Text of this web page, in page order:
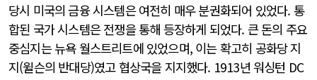
당시 미국의 금융 시스템은 여전히 매우 분권화되어 있었다. 통
합된 국가 시스템은 전쟁을 통해 등장하게 되었다. 큰 돈의 주요
중심지는 뉴욕 월스트리트에 있었으며, 이는 확고히 공화당 지
지(윌슨의 반대당)였고 협상국을 지지했다. 1913년 워싱턴 DC